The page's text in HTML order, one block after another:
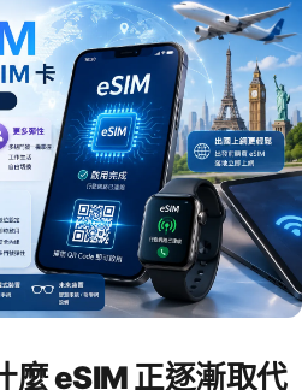
麼 eSIM 正逐漸取代